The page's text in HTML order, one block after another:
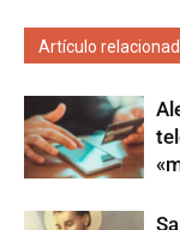
Artículo